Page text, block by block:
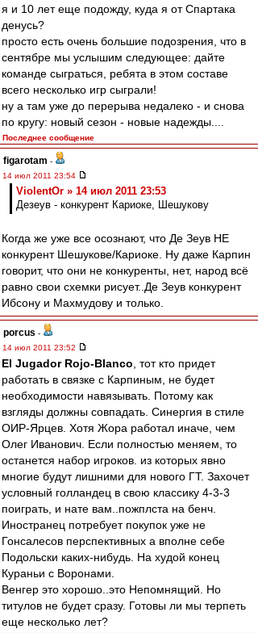
я и 10 лет еще подожду, куда я от Спартака
денусь?
просто есть очень большие подозрения, что в
сентябре мы услышим следующее: дайте
команде сыграться, ребята в этом составе
всего несколько игр сыграли!
ну а там уже до перерыва недалеко - и снова
по кругу: новый сезон - новые надежды....
Последнее сообщение
figarotam -
14 июл 2011 23:54
ViolentOr » 14 июл 2011 23:53
Дезеув - конкурент Кариоке, Шешукову
Когда же уже все осознают, что Де Зеув НЕ
конкурент Шешукове/Кариоке. Ну даже Карпин
говорит, что они не конкуренты, нет, народ всё
равно свои схемки рисует..Де Зеув конкурент
Ибсону и Махмудову и только.
porcus -
14 июл 2011 23:52
El Jugador Rojo-Blanco , тот кто придет
работать в связке с Карпиным, не будет
необходимости навязывать. Потому как
взгляды должны совпадать. Синергия в стиле
ОИР-Ярцев. Хотя Жора работал иначе, чем
Олег Иванович. Если полностью меняем, то
останется набор игроков. из которых явно
многие будут лишними для нового ГТ. Захочет
условный голландец в свою классику 4-3-3
поиграть, и нате вам..пожплста на бенч.
Иностранец потребует покупок уже не
Гонсалесов перспективных а вполне себе
Подольски каких-нибудь. На худой конец
Кураньи с Воронами.
Венгер это хорошо..это Непомнящий. Но
титулов не будет сразу. Готовы ли мы терпеть
еще несколько лет?